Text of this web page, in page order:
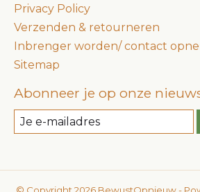
Privacy Policy
Verzenden & retourneren
Inbrenger worden/ contact
Sitemap
Abonneer je op onze
© Copyright 2026 BewustOpnieuw -